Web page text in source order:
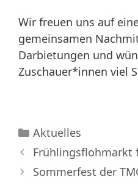
Wir freuen uns auf
gemeinsamen
Darbietungen und
Zuschauer*innen viel
Kategorien
Aktuelles
Frühlingsflohmarkt
Sommerfest der